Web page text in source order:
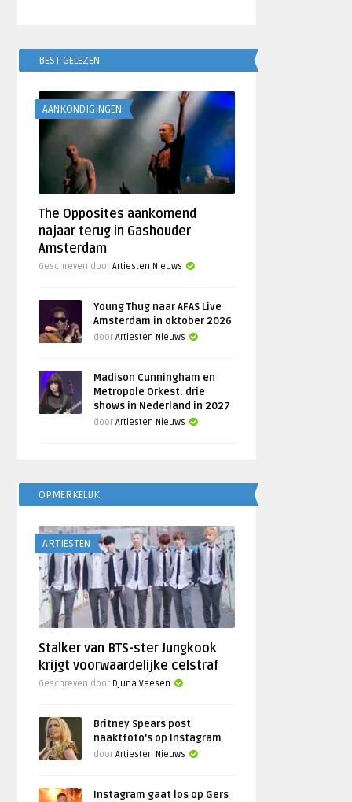
BEST GELEZEN
AANKONDIGINGEN
The Opposites aankomend
najaar terug in Gashouder
Amsterdam
Geschreven doorArtiesten Nieuws
Young Thug naar AFAS Live
Amsterdam in oktober 2026
doorArtiesten Nieuws
Madison Cunningham en
Metropole Orkest: drie
shows in Nederland in 2027
doorArtiesten Nieuws
OPMERKELIJK
ARTIESTEN
Stalker van BTS-ster Jungkook
krijgt voorwaardelijke celstraf
Geschreven door Djuna Vaesen
Britney Spears post
naaktfoto’s op Instagram
doorArtiesten Nieuws
Instagram gaat los op Gers